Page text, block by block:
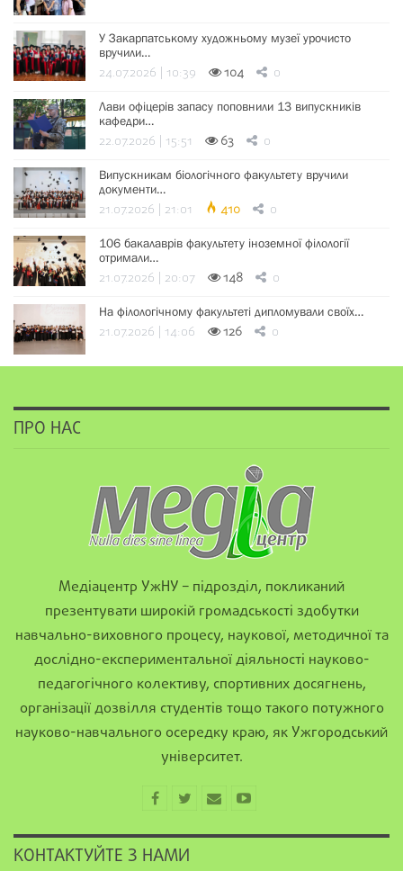
У Закарпатському художньому музеї урочисто
вручили…
24.07.2026 | 10:39 104 0
Лави офіцерів запасу поповнили 13 випускників
кафедри…
22.07.2026 | 15:51 63 0
Випускникам біологічного факультету вручили
документи…
21.07.2026 | 21:01 410 0
106 бакалаврів факультету іноземної філології
отримали…
21.07.2026 | 20:07 148 0
На філологічному факультеті дипломували своїх…
21.07.2026 | 14:06 126 0
ПРО НАС
Медіацентр УжНУ – підрозділ, покликаний
презентувати широкій громадськості здобутки
навчально-виховного процесу, наукової, методичної та
дослідно-експериментальної діяльності науково-
педагогічного колективу, спортивних досягнень,
організації дозвілля студентів тощо такого потужного
науково-навчального осередку краю, як Ужгородський
університет.
КОНТАКТУЙТЕ З НАМИ